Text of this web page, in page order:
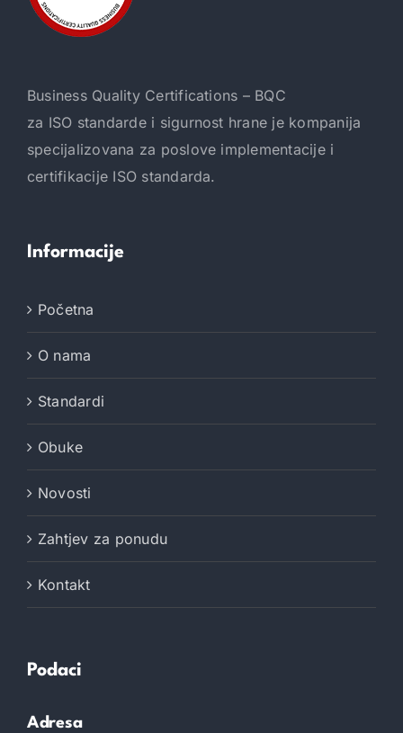
Business Quality Certifications – BQC
za ISO standarde i sigurnost hrane je kompanija
specijalizovana za poslove implementacije i
certifikacije ISO standarda.
Informacije
Početna
O nama
Standardi
Obuke
Novosti
Zahtjev za ponudu
Kontakt
Podaci
Adresa